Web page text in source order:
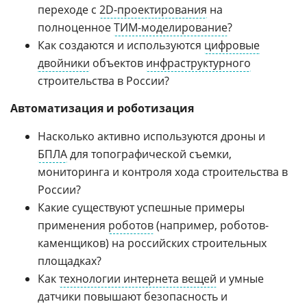
переходе с 2D-проектирования на
полноценноеТИМ-моделирование?
Как создаются и используются цифровые
двойники объектов инфраструктурного
строительства в России?
Автоматизация и роботизация
Насколько активно используются дроны и
БПЛАдля топографической съемки,
мониторинга и контроля хода строительства в
России?
Какие существуют успешные примеры
применения роботов(например, роботов-
каменщиков) на российских строительных
площадках?
Кактехнологии интернета вещей и умные
датчики повышают безопасность и